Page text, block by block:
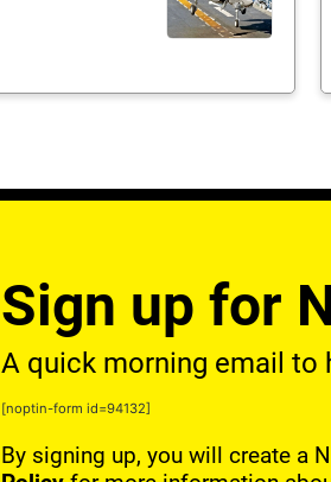
Sign up for
A quick morning email to
[noptin-form id=94132]
By signing up, you will create a